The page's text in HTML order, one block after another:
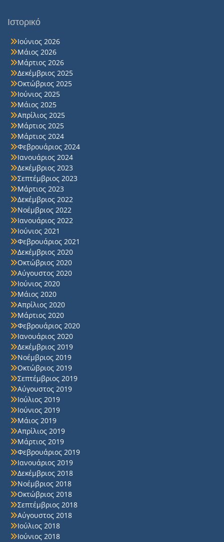
Ιστορικό
Ιούνιος 2026
Μάιος 2026
Μάρτιος 2026
Δεκέμβριος 2025
Οκτώβριος 2025
Ιούνιος 2025
Μάιος 2025
Απρίλιος 2025
Μάρτιος 2025
Μάρτιος 2024
Φεβρουάριος 2024
Ιανουάριος 2024
Δεκέμβριος 2023
Σεπτέμβριος 2023
Μάρτιος 2023
Δεκέμβριος 2022
Νοέμβριος 2022
Ιανουάριος 2022
Ιούνιος 2021
Φεβρουάριος 2021
Δεκέμβριος 2020
Οκτώβριος 2020
Αύγουστος 2020
Ιούνιος 2020
Μάιος 2020
Απρίλιος 2020
Μάρτιος 2020
Φεβρουάριος 2020
Ιανουάριος 2020
Δεκέμβριος 2019
Νοέμβριος 2019
Οκτώβριος 2019
Σεπτέμβριος 2019
Αύγουστος 2019
Ιούλιος 2019
Ιούνιος 2019
Μάιος 2019
Απρίλιος 2019
Μάρτιος 2019
Φεβρουάριος 2019
Ιανουάριος 2019
Δεκέμβριος 2018
Νοέμβριος 2018
Οκτώβριος 2018
Σεπτέμβριος 2018
Αύγουστος 2018
Ιούλιος 2018
Ιούνιος 2018